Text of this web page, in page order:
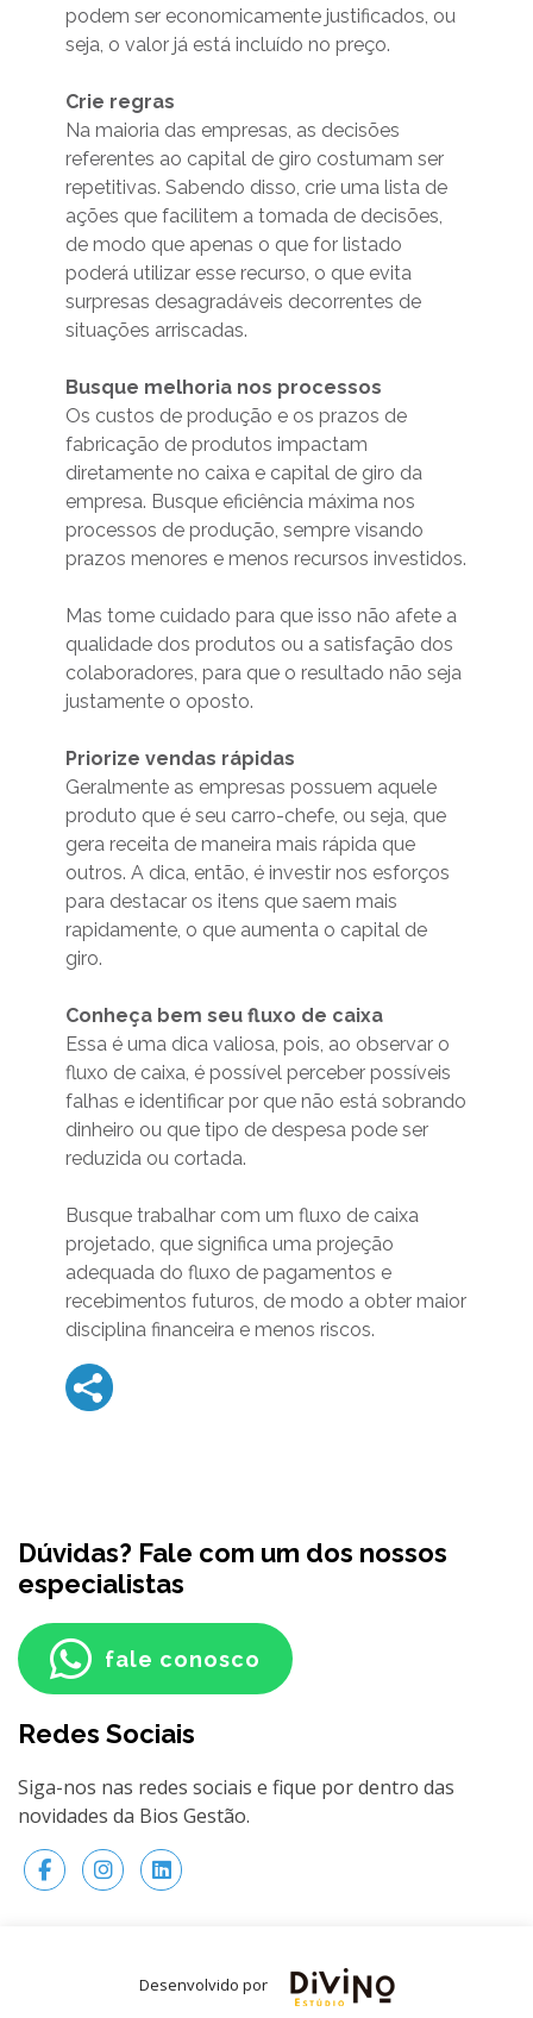
podem ser economicamente justificados, ou
seja, o valor já está incluído no preço.
Crie regras
Na maioria das empresas, as decisões
referentes ao capital de giro costumam ser
repetitivas. Sabendo disso, crie uma lista de
ações que facilitem a tomada de decisões,
de modo que apenas o que for listado
poderá utilizar esse recurso, o que evita
surpresas desagradáveis decorrentes de
situações arriscadas.
Busque melhoria nos processos
Os custos de produção e os prazos de
fabricação de produtos impactam
diretamente no caixa e capital de giro da
empresa. Busque eficiência máxima nos
processos de produção, sempre visando
prazos menores e menos recursos investidos.
Mas tome cuidado para que isso não afete a
qualidade dos produtos ou a satisfação dos
colaboradores, para que o resultado não seja
justamente o oposto.
Priorize vendas rápidas
Geralmente as empresas possuem aquele
produto que é seu carro-chefe, ou seja, que
gera receita de maneira mais rápida que
outros. A dica, então, é investir nos esforços
para destacar os itens que saem mais
rapidamente, o que aumenta o capital de
giro.
Conheça bem seu fluxo de caixa
Essa é uma dica valiosa, pois, ao observar o
fluxo de caixa, é possível perceber possíveis
falhas e identificar por que não está sobrando
dinheiro ou que tipo de despesa pode ser
reduzida ou cortada.
Busque trabalhar com um fluxo de caixa
projetado, que significa uma projeção
adequada do fluxo de pagamentos e
recebimentos futuros, de modo a obter maior
disciplina financeira e menos riscos.
Dúvidas? Fale com um dos nossos
especialistas
fale conosco
Redes Sociais
Siga-nos nas redes sociais e fique por dentro das
novidades da Bios Gestão.
Desenvolvido por